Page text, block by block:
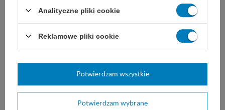
easyCARE rękawice
niebieskie (100 szt.)
Bactigras - opatrunek
wilgotność rany co przyspiesza
wysuszeniu i maceracji skóry.
10 x 10 (10 szt.)
Analityczne pliki cookie
Reklamowe pliki cookie
Potwierdzam wybrane
Potwierdzam wszystkie